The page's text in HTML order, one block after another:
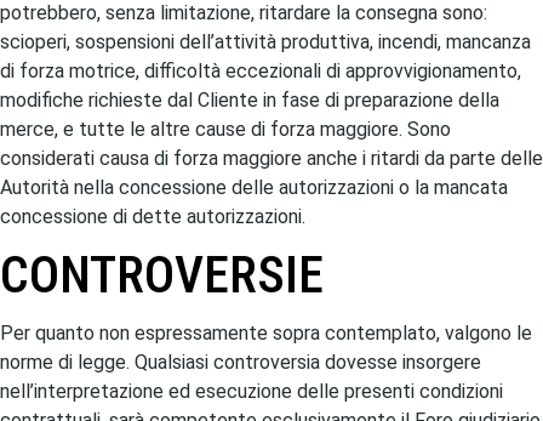
potrebbero, senza limitazione, ritardare la consegna sono:
scioperi, sospensioni dell’attività produttiva, incendi, mancanza
di forza motrice, difficoltà eccezionali di approvvigionamento,
modifiche richieste dal Cliente in fase di preparazione della
merce, e tutte le altre cause di forza maggiore. Sono
considerati causa di forza maggiore anche i ritardi da parte delle
Autorità nella concessione delle autorizzazioni o la mancata
concessione di dette autorizzazioni.
CONTROVERSIE
Per quanto non espressamente sopra contemplato, valgono le
norme di legge. Qualsiasi controversia dovesse insorgere
nell’interpretazione ed esecuzione delle presenti condizioni